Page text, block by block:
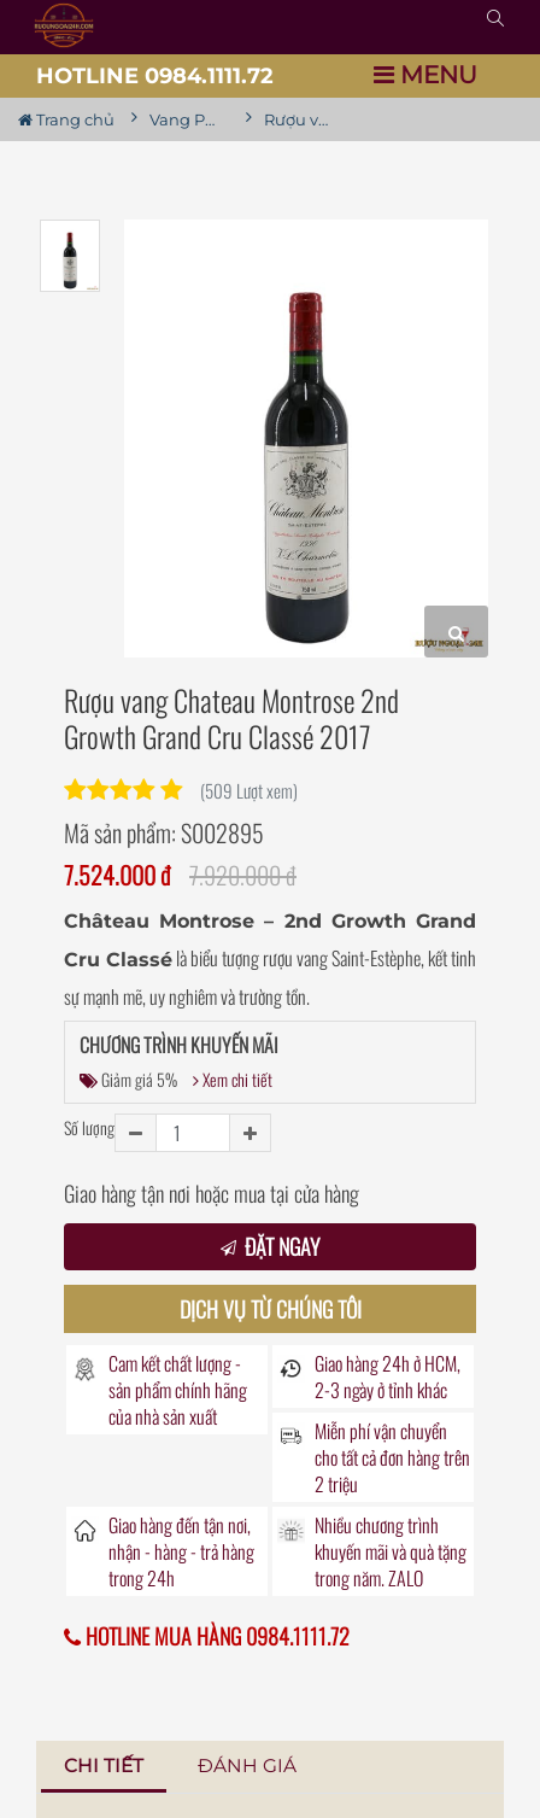
HOTLINE 0984.1111.72 MENU
Trang chủ Vang Pháp Rượu vang Chateau Montrose 2nd Growth Grand Cru Classé 2017
Rượu vang Chateau Montrose 2nd
Growth Grand Cru Classé 2017
(509 Lượt xem)
Mã sản phẩm: S002895
7.524.000 đ 7.920.000 đ
Château Montrose – 2nd Growth Grand
Cru Classé là biểu tượng rượu vang Saint-Estèphe, kết tinh
sự mạnh mẽ, uy nghiêm và trường tồn.
CHƯƠNG TRÌNH KHUYẾN MÃI
Giảm giá 5%
Xem chi tiết
Số lượng
Giao hàng tận nơi hoặc mua tại cửa hàng
ĐẶT NGAY
DỊCH VỤ TỪ CHÚNG TÔI
Cam kết chất lượng -
sản phẩm chính hãng
của nhà sản xuất
Giao hàng24hở HCM,
2-3 ngày ở tỉnh khác
Miễn phí vận chuyển
cho tất cả đơn hàng trên
2 triệu
Giao hàng đếntận nơi,
nhận - hàng - trả hàng
trong24h
Nhiều chương trình
khuyến mãivà quà tặng
trong năm. ZALO
HOTLINE MUA HÀNG 0984.1111.72
CHI TIẾT ĐÁNH GIÁ